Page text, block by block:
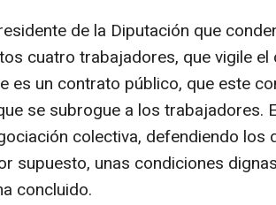
de la Diputación que
cuatro trabajadores, que vigile
es un contrato público, que este
se subrogue a los trabajadores.
colectiva, defendiendo los
supuesto, unas condiciones
concluido.